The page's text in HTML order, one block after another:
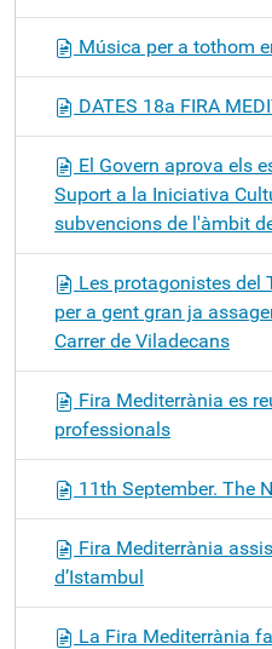
Música per a tothom
DATES 18a FIRA
El Govern aprova els
Suport a la Iniciativa
subvencions de l'àmbit
Les protagonistes del
per a gent gran ja
Carrer de Viladecans
Fira Mediterrània es
professionals
11th September. The
Fira Mediterrània
d’Istambul
La Fira Mediterrània